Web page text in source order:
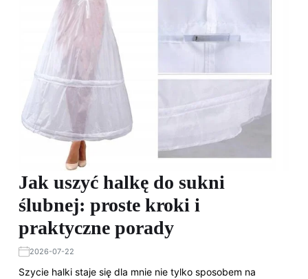
Jak uszyć halkę do sukni
ślubnej: proste kroki i
praktyczne porady
2026-07-22
Szycie halki staje się dla mnie nie tylko sposobem na